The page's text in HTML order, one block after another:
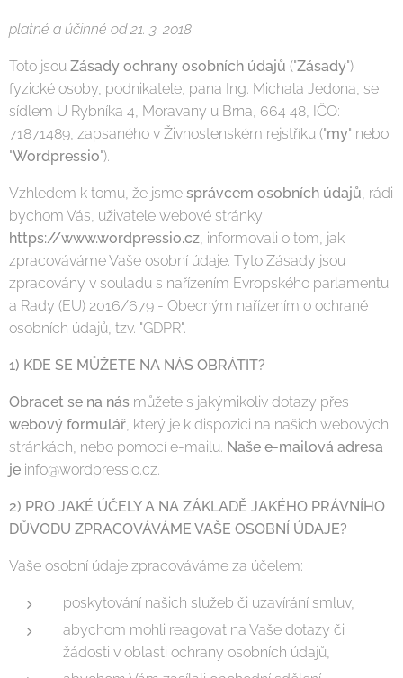
platné a účinné od 21. 3. 2018
Toto jsou Zásady ochrany osobních údajů ("Zásady")
fyzické osoby, podnikatele, pana Ing. Michala Jedona, se
sídlem U Rybníka 4, Moravany u Brna, 664 48, IČO:
71871489, zapsaného v Živnostenském rejstříku ("my" nebo
"Wordpressio").
Vzhledem k tomu, že jsme správcem osobních údajů, rádi
bychom Vás, uživatele webové stránky
https://www.wordpressio.cz, informovali o tom, jak
zpracováváme Vaše osobní údaje. Tyto Zásady jsou
zpracovány v souladu s nařízením Evropského parlamentu
a Rady (EU) 2016/679 - Obecným nařízením o ochraně
osobních údajů, tzv. "GDPR".
1) KDE SE MŮŽETE NA NÁS OBRÁTIT?
Obracet se na nás můžete s jakýmikoliv dotazy přes
webový formulář, který je k dispozici na našich webových
stránkách, nebo pomocí e-mailu. Naše e-mailová adresa
je info@wordpressio.cz.
2) PRO JAKÉ ÚČELY A NA ZÁKLADĚ JAKÉHO PRÁVNÍHO
DŮVODU ZPRACOVÁVÁME VAŠE OSOBNÍ ÚDAJE?
Vaše osobní údaje zpracováváme za účelem:
poskytování našich služeb či uzavírání smluv,
abychom mohli reagovat na Vaše dotazy či
žádosti v oblasti ochrany osobních údajů,